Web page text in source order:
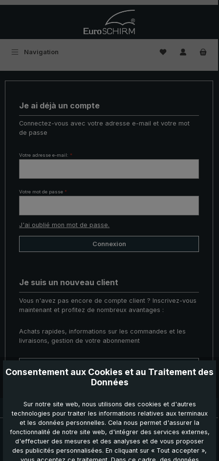
Navigation Vous avez 0
Je ai déjà un compte
Connectez-vous avec votre adresse e-mail et votre mot
de passe
Votre adresse e-mail: *
Votre mot de passe *
J'ai oublié mon mot de passe.
Connexion
Je suis un nouveau client
Vous n'avez pas encore de compte client ? Inscrivez-vous
maintenant et profitez de nombreux avantages :
Achats rapides, informations sur les commandes et les
livraisons, gestion de votre abonnement
Délai de livraison : 3 à 5 jours ouvrables
Actualités, Offres & Promotions
Sécurisez votre bon de réduction ainsi que de nombreux autres
avantages en vous inscrivant dès maintenant pour recevoir nos
actualités, offres et promotions.
Consentement aux Cookies et au Traitement des
Données
Sur notre site web, nous utilisons des cookies et d'autres
technologies pour traiter les informations relatives aux terminaux
et les données personnelles. Cela nous permet d'assurer la
fonctionnalité de notre site web, d'intégrer des services externes,
d'effectuer des mesures et des analyses et de vous proposer
des publicités personnalisées. En cliquant sur « Tout accepter »,